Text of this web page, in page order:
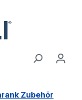
Zubehör